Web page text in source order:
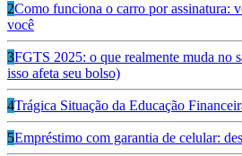
2Como funciona o carro por assinatura:
você
3FGTS 2025: o que realmente muda no
isso afeta seu bolso)
4Trágica Situação da Educação
5Empréstimo com garantia de celular: